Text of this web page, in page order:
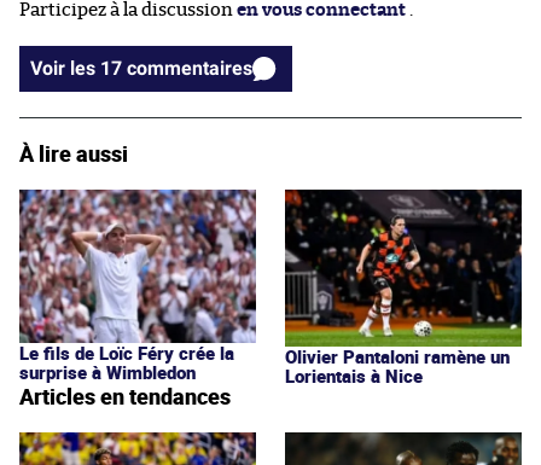
Participez à la discussion en vous connectant .
Voir les 17 commentaires
À lire aussi
Le fils de Loïc Féry crée la
surprise à Wimbledon
Olivier Pantaloni ramène un
Lorientais à Nice
Articles en tendances